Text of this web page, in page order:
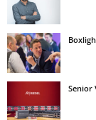
Senior